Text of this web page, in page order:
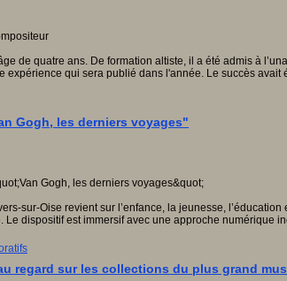
de quatre ans. De formation altiste, il a été admis à
expérience qui sera publié dans l'année. Le succès
Gogh, les derniers voyages"
sur-Oise revient sur l’enfance, la jeunesse,
Le dispositif est immersif avec une approche numérique
regard sur les collections du plus grand